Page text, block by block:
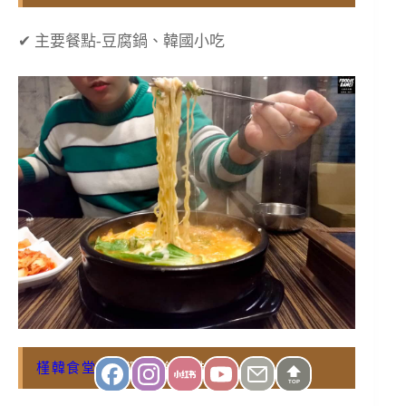
✔ 主要餐點-豆腐鍋、韓國小吃
槿韓食堂– 捷運 / 台鐵高雄車站
TOP